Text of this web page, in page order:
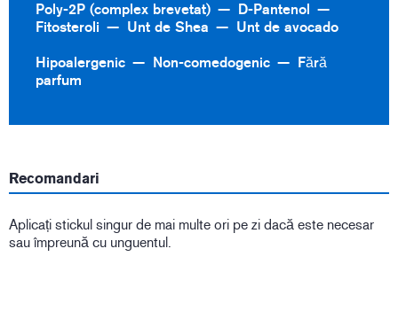
Poly-2P (complex brevetat)
D-Pantenol
Fitosteroli
Unt de Shea Unt de avocado
Hipoalergenic Non-comedogenic
Fără
parfum
Recomandari
Aplicați stickul singur de mai multe ori pe zi dacă este necesar
sau împreună cu unguentul.